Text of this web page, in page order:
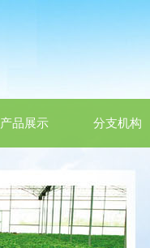
产品展示 分支机构